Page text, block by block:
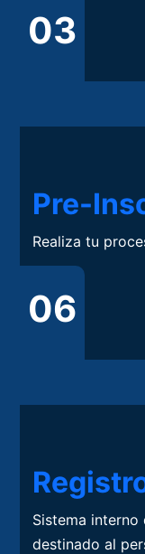
03
Pre-
Realiza tu
06
Sistema interno
destinado al